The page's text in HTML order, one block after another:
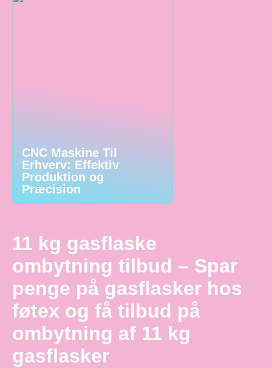
CNC Maskine Til
Erhverv: Effektiv
Produktion og
Præcision
11 kg gasflaske
ombytning tilbud – Spar
penge på gasflasker hos
føtex og få tilbud på
ombytning af 11 kg
gasflasker